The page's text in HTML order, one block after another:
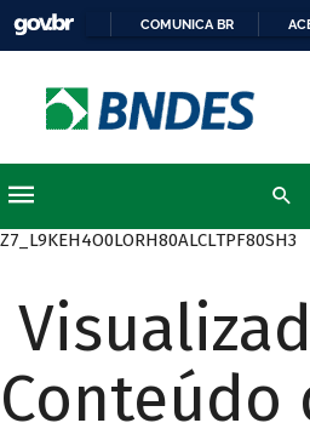
COMUNICA BR
Z7_L9KEH4O0LORH80ALCLTPF80SH3
Conteúdo